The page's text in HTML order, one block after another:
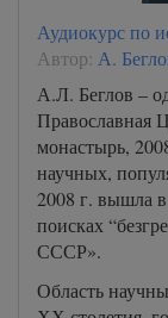
Аудиокурс по
Автор: А.
А.Л. Беглов –
Православная
монастырь,
научных,
2008 г. вышла
поисках
СССР».
Область